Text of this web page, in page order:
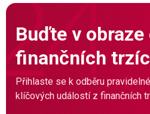
Buďte v obraze
finančních
Přihlaste se k odběru
klíčových událostí z finančních